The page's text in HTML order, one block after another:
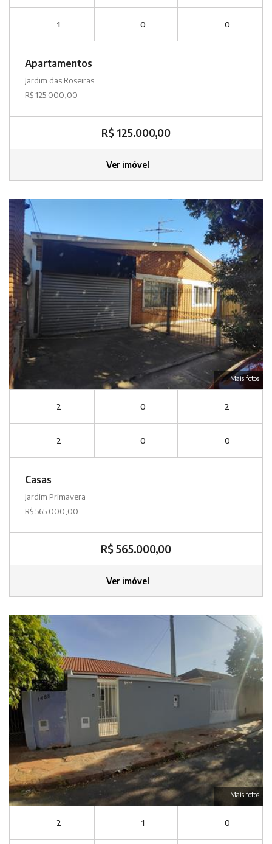
1 0 0
Apartamentos
Jardim das Roseiras
R$ 125.000,00
R$ 125.000,00
Ver imóvel
Mais fotos
2 0 2
2 0 0
Casas
Jardim Primavera
R$ 565.000,00
R$ 565.000,00
Ver imóvel
Mais fotos
2 1 0